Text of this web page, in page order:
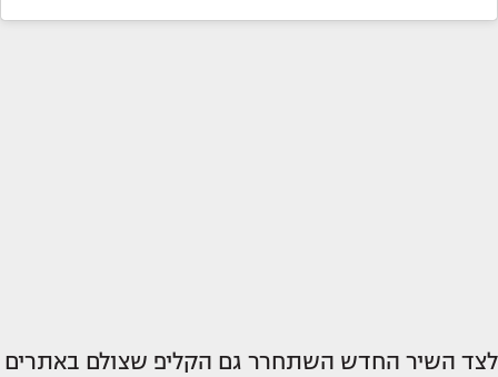
לצד השיר החדש השתחרר גם הקליפ שצולם באתרים